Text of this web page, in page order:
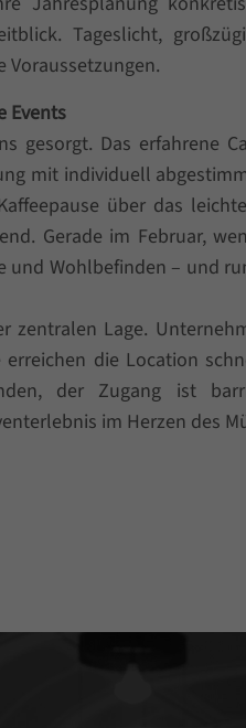
Tageslicht,
Events
gesorgt. Das erfahrene
mit individuell
über das
Gerade im Februar,
und Wohlbefinden – und
Lage.
die Location
der Zugang ist
im Herzen des